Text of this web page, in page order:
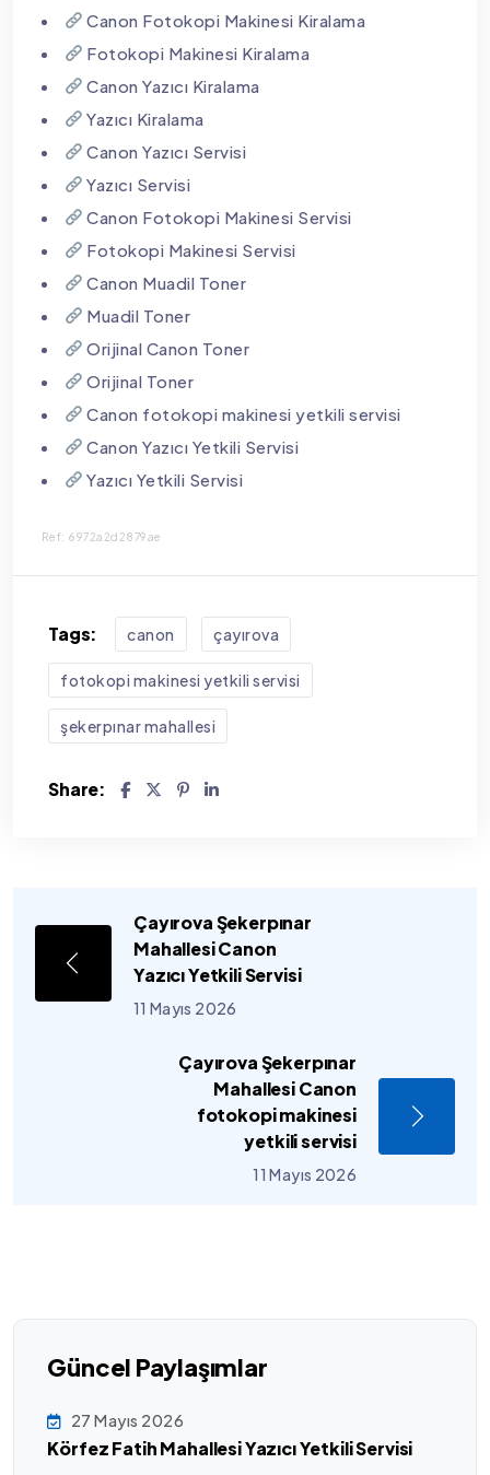
Canon Fotokopi Makinesi Kiralama
Fotokopi Makinesi Kiralama
Canon Yazıcı Kiralama
Yazıcı Kiralama
Canon Yazıcı Servisi
Yazıcı Servisi
Canon Fotokopi Makinesi Servisi
Fotokopi Makinesi Servisi
Canon Muadil Toner
Muadil Toner
Orijinal Canon Toner
Orijinal Toner
Canon fotokopi makinesi yetkili servisi
Canon Yazıcı Yetkili Servisi
Yazıcı Yetkili Servisi
Ref: 6972a2d2879ae
Tags: canon çayırova
fotokopi makinesi yetkili servisi
şekerpınar mahallesi
Share:
Çayırova Şekerpınar
Mahallesi Canon
Yazıcı Yetkili Servisi
11 Mayıs 2026
Çayırova Şekerpınar
Mahallesi Canon
fotokopi makinesi
yetkili servisi
11 Mayıs 2026
Güncel Paylaşımlar
27 Mayıs 2026
Körfez Fatih Mahallesi Yazıcı Yetkili Servisi